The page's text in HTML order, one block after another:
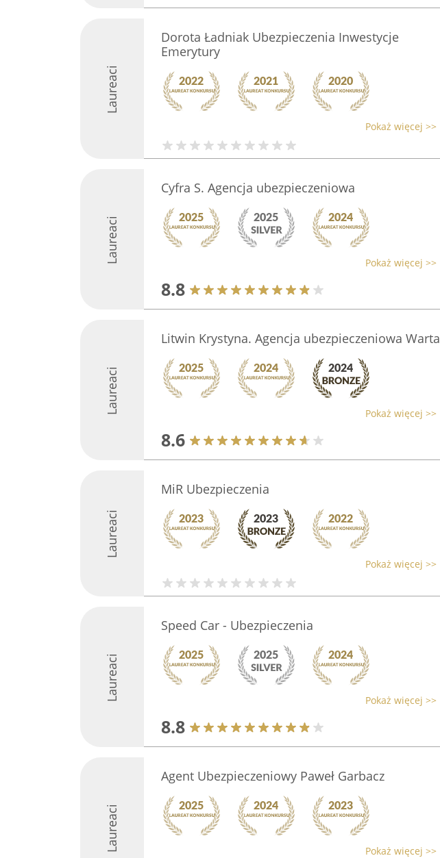
Laureaci
Dorota Ładniak Ubezpieczenia Inwestycje
Emerytury
Pokaż więcej >>
Laureaci
Cyfra S. Agencja ubezpieczeniowa
Pokaż więcej >>
8.8
Laureaci
Litwin Krystyna. Agencja ubezpieczeniowa Warta
Pokaż więcej >>
8.6
Laureaci
MiR Ubezpieczenia
Pokaż więcej >>
Laureaci
Speed Car - Ubezpieczenia
Pokaż więcej >>
8.8
Laureaci
Agent Ubezpieczeniowy Paweł Garbacz
Pokaż więcej >>